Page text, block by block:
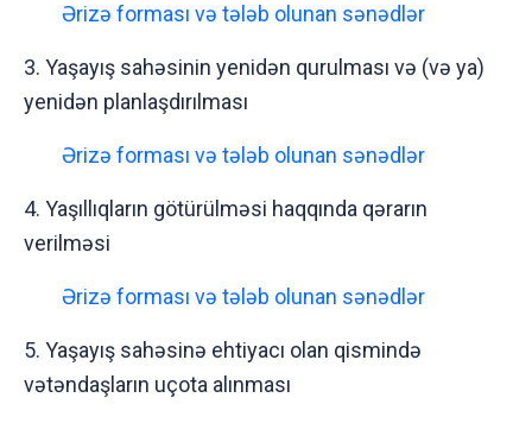
Ərizə forması və tələb olunan sənədlər
3. Yaşayış sahəsinin yenidən qurulması və (və ya)
yenidən planlaşdırılması
Ərizə forması və tələb olunan sənədlər
4. Yaşıllıqların götürülməsi haqqında qərarın
verilməsi
Ərizə forması və tələb olunan sənədlər
5. Yaşayış sahəsinə ehtiyacı olan qismində
vətəndaşların uçota alınması